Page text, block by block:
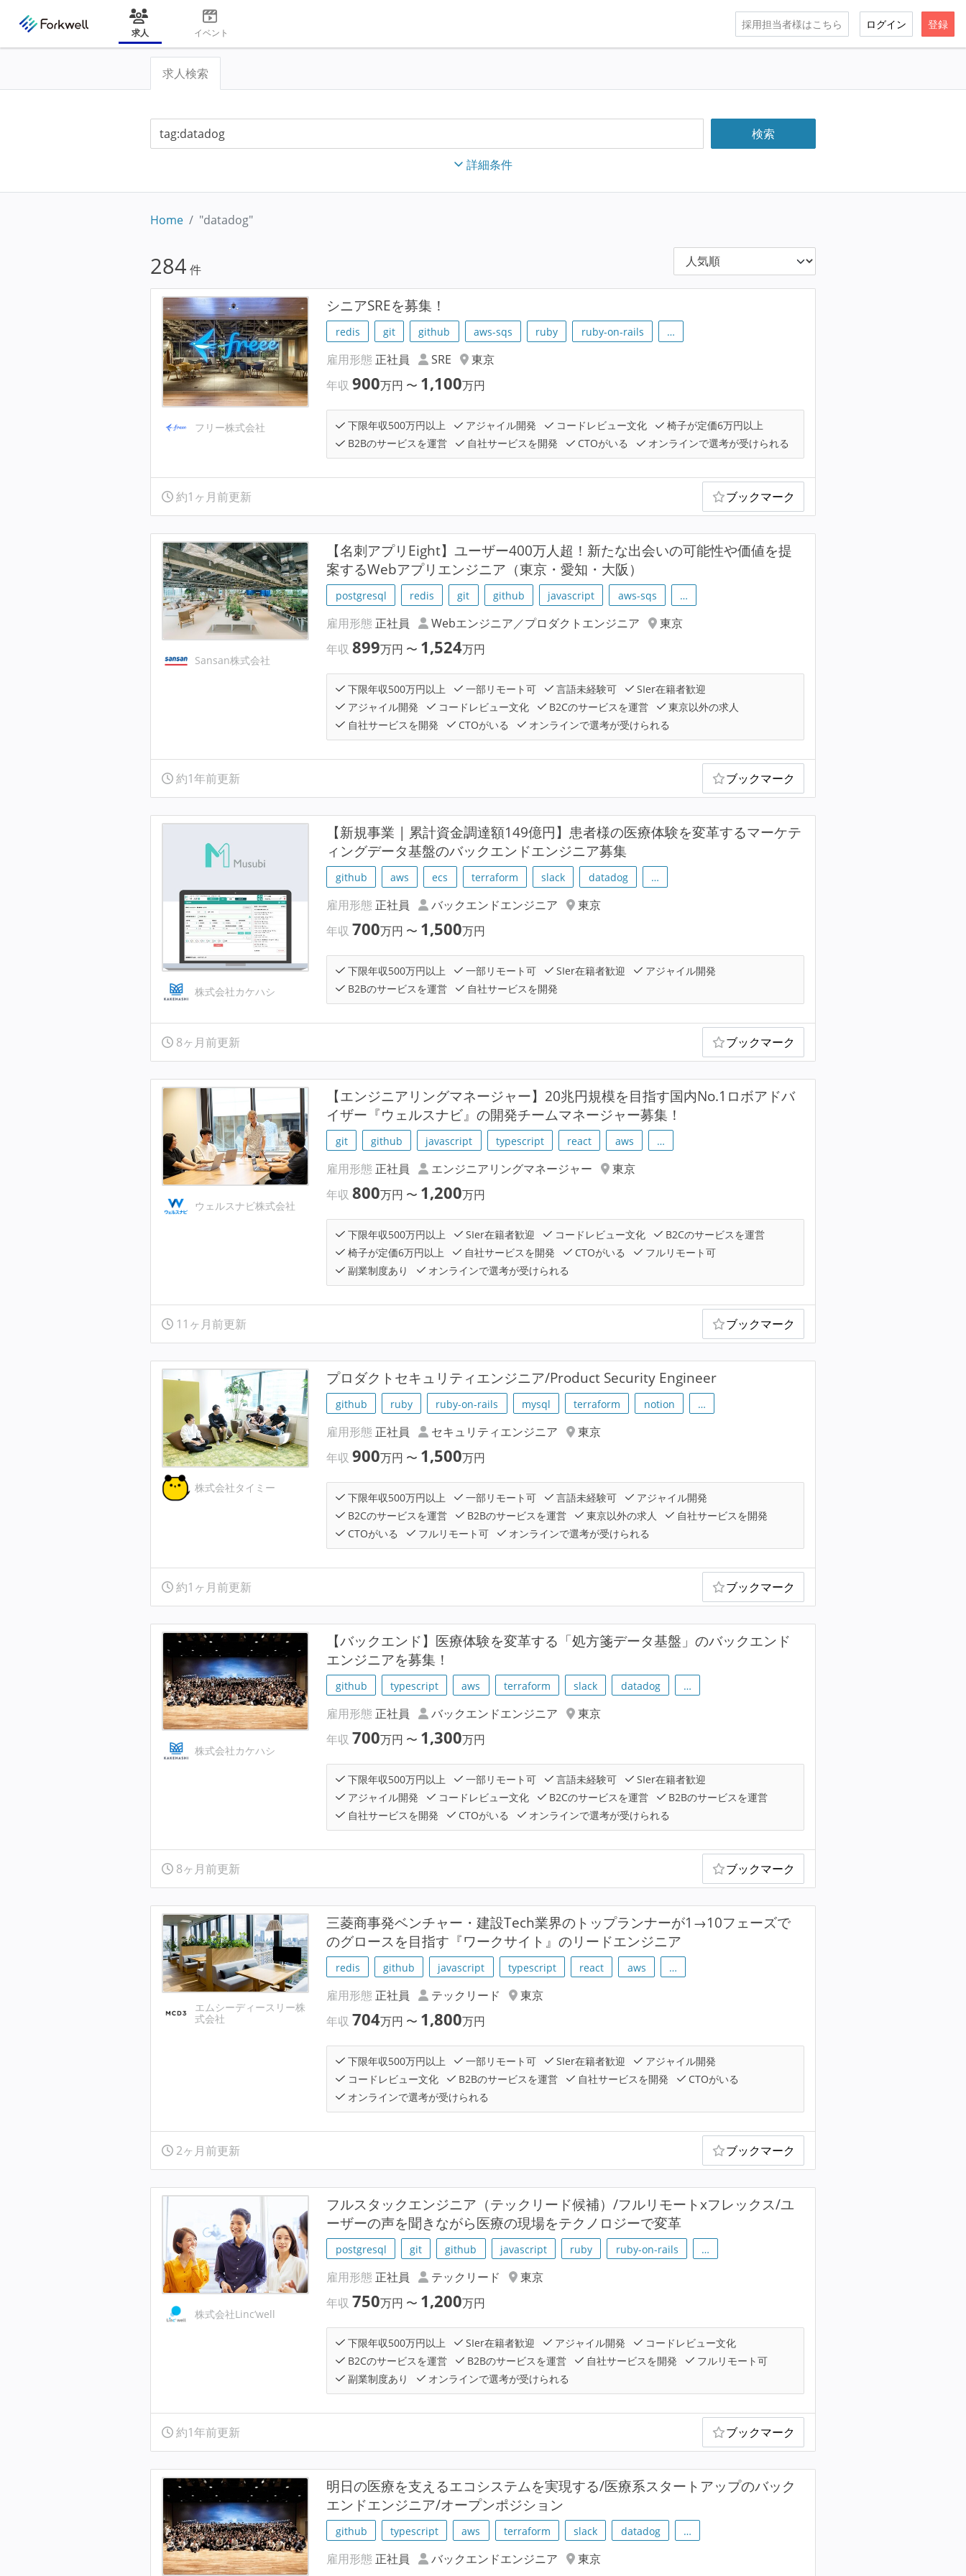
求人 イベント
採用担当者様はこちら ログイン 登録
求人検索
詳細条件
Home "datadog"
284 件
フリー株式会社
シニアSREを募集！
redis git github aws-sqs ruby ruby-on-rails …
雇用形態 正社員 SRE
東京
年収900万円 〜 1,100万円
下限年収500万円以上 アジャイル開発 コードレビュー文化
椅子が定価6万円以上
B2Bのサービスを運営
自社サービスを開発 CTOがいる オンラインで選考が受けられる
約1ヶ月前更新 ブックマーク
Sansan株式会社
【名刺アプリEight】ユーザー400万人超！新たな出会いの可能性や価値を提
案するWebアプリエンジニア（東京・愛知・大阪）
postgresql redis git github javascript aws-sqs …
雇用形態 正社員 Webエンジニア／プロダクトエンジニア
東京
年収899万円 〜 1,524万円
下限年収500万円以上 一部リモート可 言語未経験可
SIer在籍者歓迎
アジャイル開発
コードレビュー文化 B2Cのサービスを運営
東京以外の求人
自社サービスを開発
CTOがいる オンラインで選考が受けられる
約1年前更新 ブックマーク
株式会社カケハシ
【新規事業 | 累計資金調達額149億円】患者様の医療体験を変革するマーケテ
ィングデータ基盤のバックエンドエンジニア募集
github aws ecs terraform slack datadog …
雇用形態 正社員 バックエンドエンジニア
東京
年収700万円 〜 1,500万円
下限年収500万円以上 一部リモート可 SIer在籍者歓迎
アジャイル開発
B2Bのサービスを運営
自社サービスを開発
8ヶ月前更新 ブックマーク
ウェルスナビ株式会社
【エンジニアリングマネージャー】20兆円規模を目指す国内No.1ロボアドバ
イザー『ウェルスナビ』の開発チームマネージャー募集！
git github javascript typescript react aws …
雇用形態 正社員 エンジニアリングマネージャー
東京
年収800万円 〜 1,200万円
下限年収500万円以上 SIer在籍者歓迎 コードレビュー文化
B2Cのサービスを運営
椅子が定価6万円以上
自社サービスを開発 CTOがいる
フルリモート可
副業制度あり
オンラインで選考が受けられる
11ヶ月前更新 ブックマーク
株式会社タイミー
プロダクトセキュリティエンジニア/Product Security Engineer
github ruby ruby-on-rails mysql terraform notion …
雇用形態 正社員 セキュリティエンジニア
東京
年収900万円 〜 1,500万円
下限年収500万円以上 一部リモート可 言語未経験可
アジャイル開発
B2Cのサービスを運営
B2Bのサービスを運営 東京以外の求人
自社サービスを開発
CTOがいる
フルリモート可 オンラインで選考が受けられる
約1ヶ月前更新 ブックマーク
株式会社カケハシ
【バックエンド】医療体験を変革する「処方箋データ基盤」のバックエンド
エンジニアを募集！
github typescript aws terraform slack datadog …
雇用形態 正社員 バックエンドエンジニア
東京
年収700万円 〜 1,300万円
下限年収500万円以上 一部リモート可 言語未経験可
SIer在籍者歓迎
アジャイル開発
コードレビュー文化 B2Cのサービスを運営
B2Bのサービスを運営
自社サービスを開発
CTOがいる オンラインで選考が受けられる
8ヶ月前更新 ブックマーク
エムシーディースリー株
式会社
三菱商事発ベンチャー・建設Tech業界のトップランナーが1→10フェーズで
のグロースを目指す『ワークサイト』のリードエンジニア
redis github javascript typescript react aws …
雇用形態 正社員 テックリード
東京
年収704万円 〜 1,800万円
下限年収500万円以上 一部リモート可 SIer在籍者歓迎
アジャイル開発
コードレビュー文化
B2Bのサービスを運営 自社サービスを開発
CTOがいる
オンラインで選考が受けられる
2ヶ月前更新 ブックマーク
株式会社Linc’well
フルスタックエンジニア（テックリード候補）/フルリモートxフレックス/ユ
ーザーの声を聞きながら医療の現場をテクノロジーで変革
postgresql git github javascript ruby ruby-on-rails …
雇用形態 正社員 テックリード
東京
年収750万円 〜 1,200万円
下限年収500万円以上 SIer在籍者歓迎 アジャイル開発
コードレビュー文化
B2Cのサービスを運営
B2Bのサービスを運営 自社サービスを開発
フルリモート可
副業制度あり
オンラインで選考が受けられる
約1年前更新 ブックマーク
明⽇の医療を支えるエコシステムを実現する/医療系スタートアップのバック
エンドエンジニア/オープンポジション
github typescript aws terraform slack datadog …
雇用形態 正社員 バックエンドエンジニア 東京